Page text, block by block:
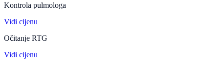
Kontrola pulmologa
Vidi cijenu
Očitanje RTG
Vidi cijenu